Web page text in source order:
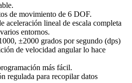
de movimiento de 6 DOF.
aceleración lineal de escala completa
entornos.
±2000 grados por segundo (dps)
de velocidad angular lo hace
más fácil.
regulada para recopilar datos